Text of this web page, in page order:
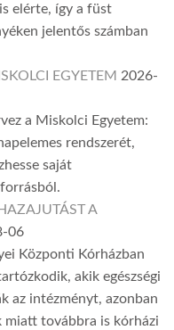
elérte, így a füst
jelentős számban
EGYETEM 2026-
a Miskolci Egyetem:
rendszerét,
saját
A
06
Központi Kórházban
akik egészségi
az intézményt, azonban
miatt továbbra is kórházi